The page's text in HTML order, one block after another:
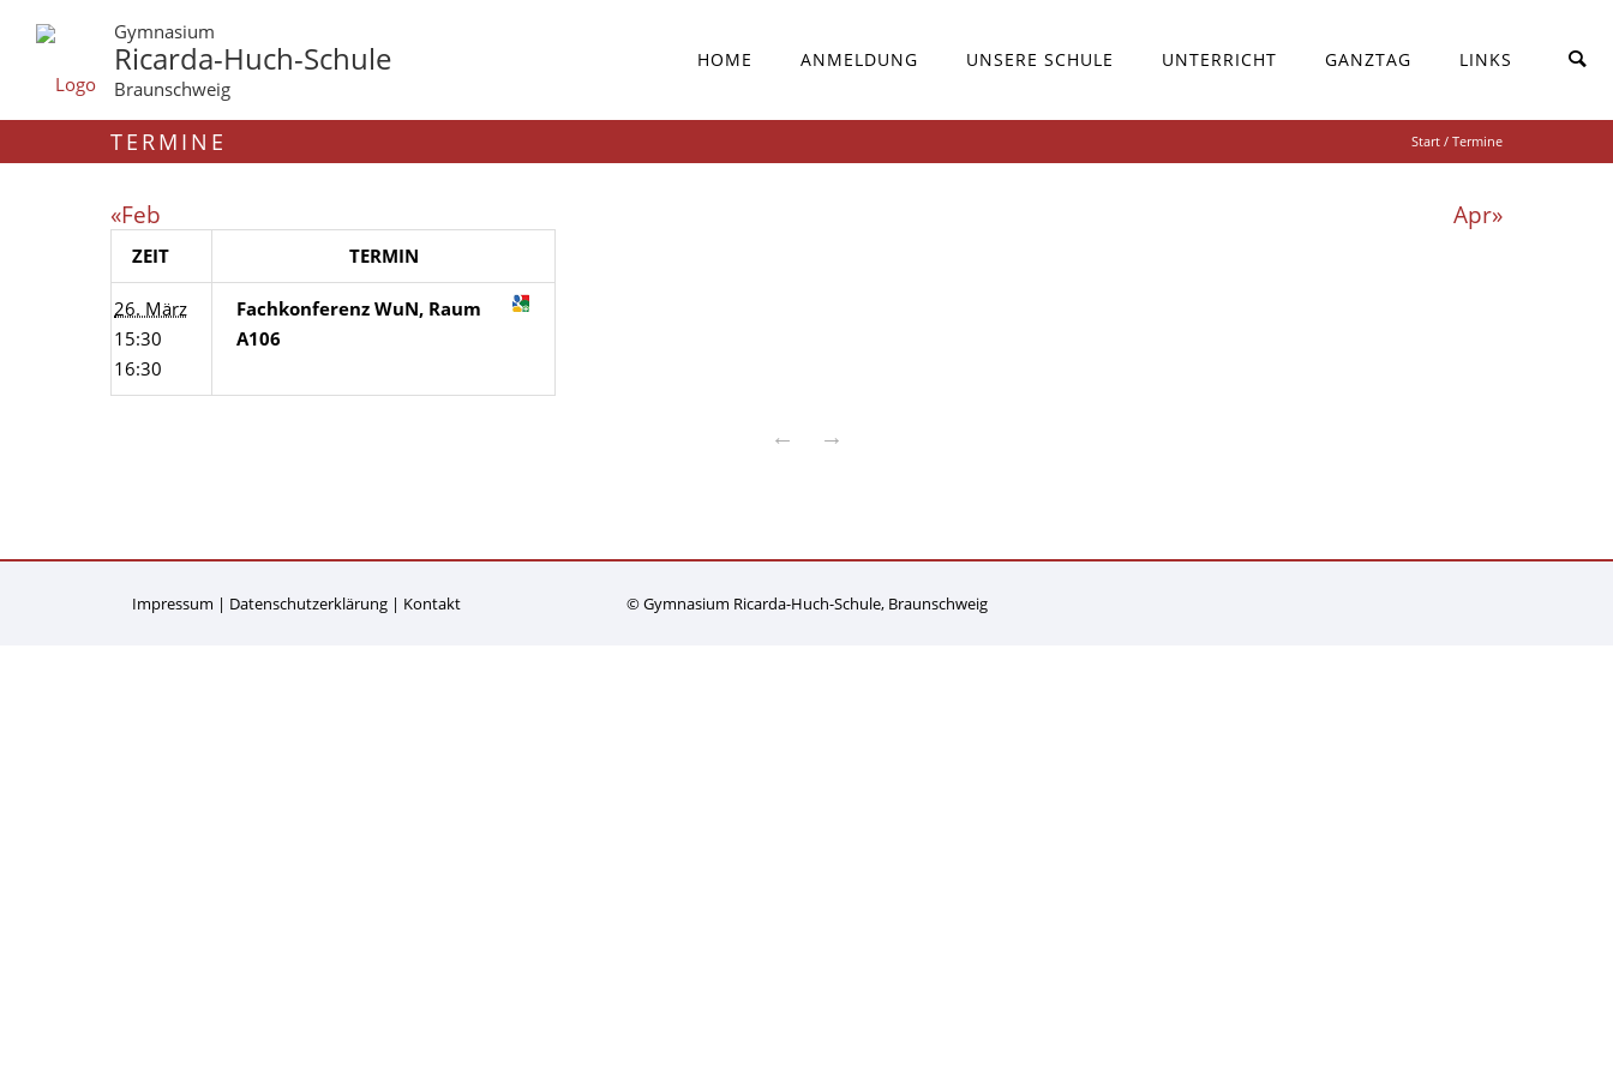
Gymnasium
Ricarda-Huch-Schule
Braunschweig
HOME ANMELDUNG UNSERE SCHULE UNTERRICHT GANZTAG LINKS
TERMINE Start / Termine
«Feb Apr»
ZEIT TERMIN
26. März
15:30
16:30
Fachkonferenz WuN, Raum
A106
← →
Impressum Datenschutzerklärung Kontakt © Gymnasium Ricarda-Huch-Schule, Braunschweig